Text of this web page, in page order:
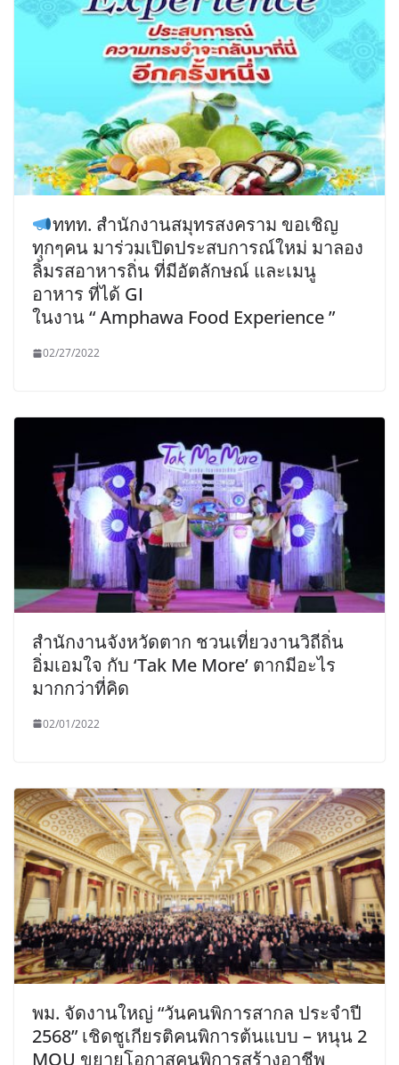
ททท. สำนักงานสมุทรสงคราม ขอเชิญ
ทุกๆคน มาร่วมเปิดประสบการณ์ใหม่ มาลอง
ลิ้มรสอาหารถิ่น ที่มีอัตลักษณ์ และเมนู
อาหาร ที่ได้ GI
ในงาน “ Amphawa Food Experience ”
02/27/2022
สำนักงานจังหวัดตาก ชวนเที่ยวงานวิถีถิ่น
อิ่มเอมใจ กับ ‘Tak Me More’ ตากมีอะไร
มากกว่าที่คิด
02/01/2022
พม. จัดงานใหญ่ “วันคนพิการสากล ประจำปี
2568” เชิดชูเกียรติคนพิการต้นแบบ – หนุน 2
MOU ขยายโอกาสคนพิการสร้างอาชีพ